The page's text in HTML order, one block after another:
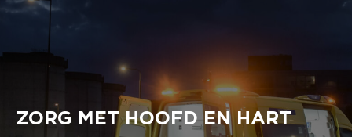
ZORG MET HOOFD EN HART